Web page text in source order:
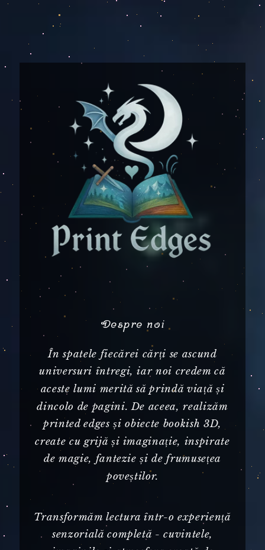
Despre noi
În spatele fiecărei cărți se ascund
universuri întregi, iar noi credem că
aceste lumi merită să prindă viață și
dincolo de pagini. De aceea, realizăm
printed edges și obiecte bookish 3D,
create cu grijă și imaginație, inspirate
de magie, fantezie și de frumusețea
poveștilor.
Transformăm lectura într-o experiență
senzorială completă - cuvintele,